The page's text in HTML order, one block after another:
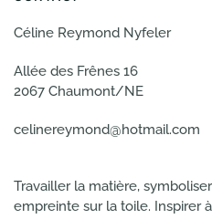
Céline Reymond Nyfeler
Allée des Frênes 16
2067 Chaumont/NE
celinereymond@hotmail.com
Travailler la matière,
empreinte sur la toile. Inspirer